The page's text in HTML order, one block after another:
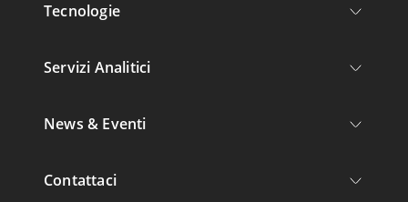
Tecnologie
Servizi Analitici
News & Eventi
Contattaci